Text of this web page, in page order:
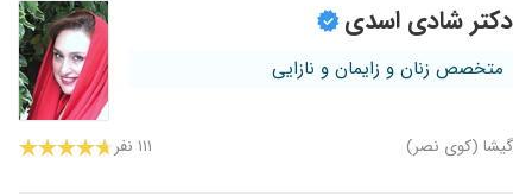
دکتر شادی اسدی
متخصص زنان و زایمان و نازایی
گیشا (کوی نصر) ۱۱۱ نفر